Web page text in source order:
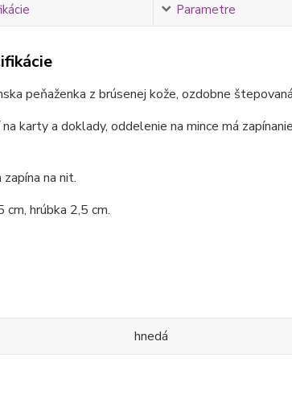
Parametre
peňaženka z brúsenej kože, ozdobne
karty a doklady, oddelenie na mince má
na nit.
hrúbka 2,5 cm.
hnedá